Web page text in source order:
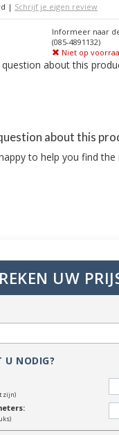
| Schrijf je eigen review
Informeer naar
(085-4891132)
Niet op
about this
to help you find
UW
U NODIG?
zijn)